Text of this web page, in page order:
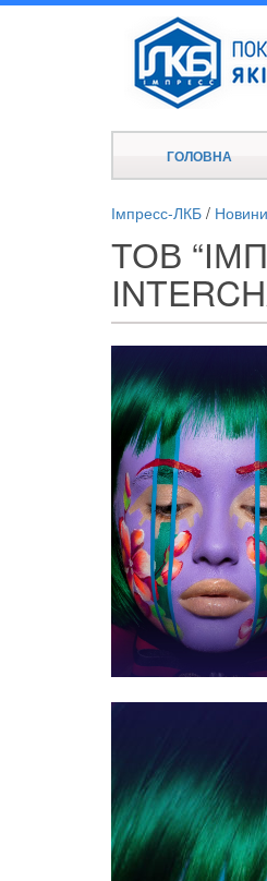
ГОЛОВНА
Імпресс-ЛКБ / Новини
ТОВ